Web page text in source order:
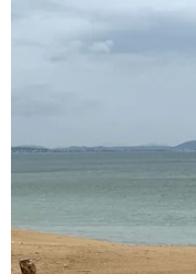
trên thị trường
15/12/2020 08:26
88% thị phần trong
được trong năm nay.